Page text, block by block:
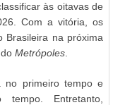
às oitavas de
Com a vitória, os
Brasileira na próxima
Metrópoles
no primeiro tempo e
Entretanto,